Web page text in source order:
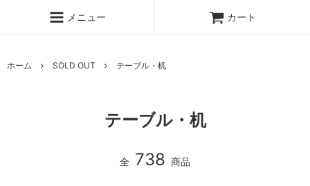
メニュー カート
ホーム SOLD OUT テーブル・机
テーブル・机
全 738 商品